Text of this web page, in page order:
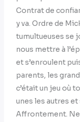
Contrat de
y va. Ordre de
tumultueuses se
nous mettre à
et s’enroulent
parents, les
c’était un jeu où
unes les autres
Affrontement. Ne